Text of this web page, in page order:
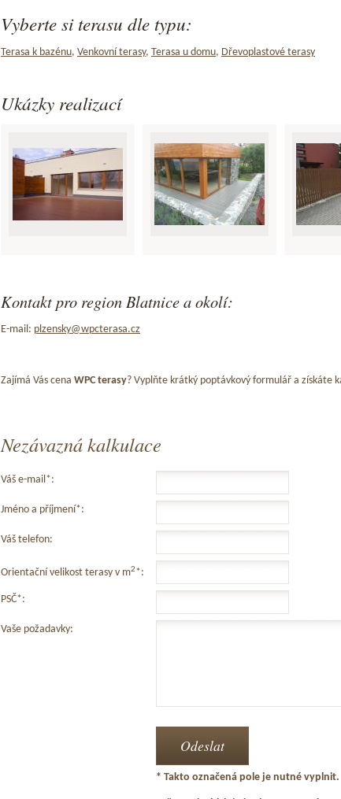
Vyberte si terasu dle typu:
Terasa k bazénu, Venkovní terasy, Terasa u domu, Dřevoplastové terasy
Ukázky realizací
Kontakt pro region Blatnice a okolí:
E-mail: plzensky@wpcterasa.cz
Zajímá Vás cena WPC terasy? Vyplňte krátký poptávkový formulář a získáte
Nezávazná kalkulace
Váš e-mail*:
Jméno a příjmení*:
Váš telefon:
Orientační velikost terasy v m2*:
PSČ*:
Vaše požadavky:
* Takto označená pole je nutné vyplnit.